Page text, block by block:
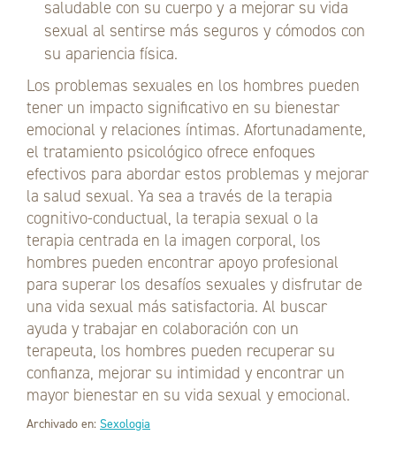
saludable con su cuerpo y a mejorar su vida
sexual al sentirse más seguros y cómodos con
su apariencia física.
Los problemas sexuales en los hombres pueden
tener un impacto significativo en su bienestar
emocional y relaciones íntimas. Afortunadamente,
el tratamiento psicológico ofrece enfoques
efectivos para abordar estos problemas y mejorar
la salud sexual. Ya sea a través de la terapia
cognitivo-conductual, la terapia sexual o la
terapia centrada en la imagen corporal, los
hombres pueden encontrar apoyo profesional
para superar los desafíos sexuales y disfrutar de
una vida sexual más satisfactoria. Al buscar
ayuda y trabajar en colaboración con un
terapeuta, los hombres pueden recuperar su
confianza, mejorar su intimidad y encontrar un
mayor bienestar en su vida sexual y emocional.
Archivado en: Sexologia